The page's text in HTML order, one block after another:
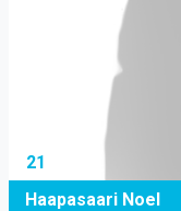
21
Haapasaari Noel